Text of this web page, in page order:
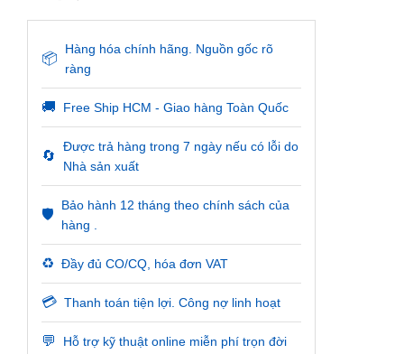
📦
Hàng hóa chính hãng. Nguồn gốc rõ
ràng
🚚 Free Ship HCM - Giao hàng Toàn Quốc
🔄
Được trả hàng trong 7 ngày nếu có lỗi do
Nhà sản xuất
🛡️
Bảo hành 12 tháng theo chính sách của
hàng .
♻️ Đầy đủ CO/CQ, hóa đơn VAT
💳 Thanh toán tiện lợi. Công nợ linh hoạt
💬 Hỗ trợ kỹ thuật online miễn phí trọn đời